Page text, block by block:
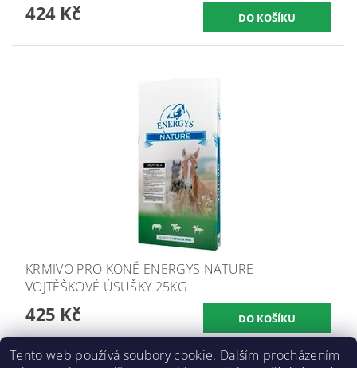
424 Kč
KRMIVO PRO KONĚ ENERGYS NATURE
VOJTĚŠKOVÉ ÚSUŠKY 25KG
425 Kč
Tento web používá soubory cookie. Dalším procházením